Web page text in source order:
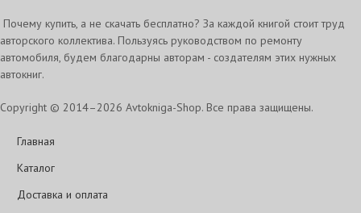
Почему купить, а не скачать бесплатно? За каждой книгой стоит труд
авторского коллектива. Пользуясь руководством по ремонту
автомобиля, будем благодарны авторам - создателям этих нужных
автокниг.
Copyright © 2014–2026 Avtokniga-Shop. Все права защищены.
Главная
Каталог
Доставка и оплата